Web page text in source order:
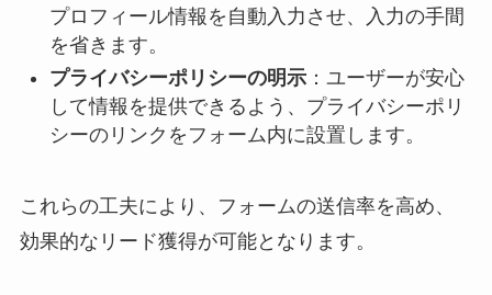
プロフィール情報を自動入力させ、入力の手間
を省きます。​
プライバシーポリシーの明示：​ユーザーが安心
して情報を提供できるよう、プライバシーポリ
シーのリンクをフォーム内に設置します。​
これらの工夫により、フォームの送信率を高め、
効果的なリード獲得が可能となります。​